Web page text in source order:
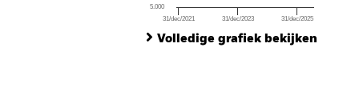
31/dec/2021 31/dec/2023 31/dec/2025
5.000
Volledige grafiek bekijken